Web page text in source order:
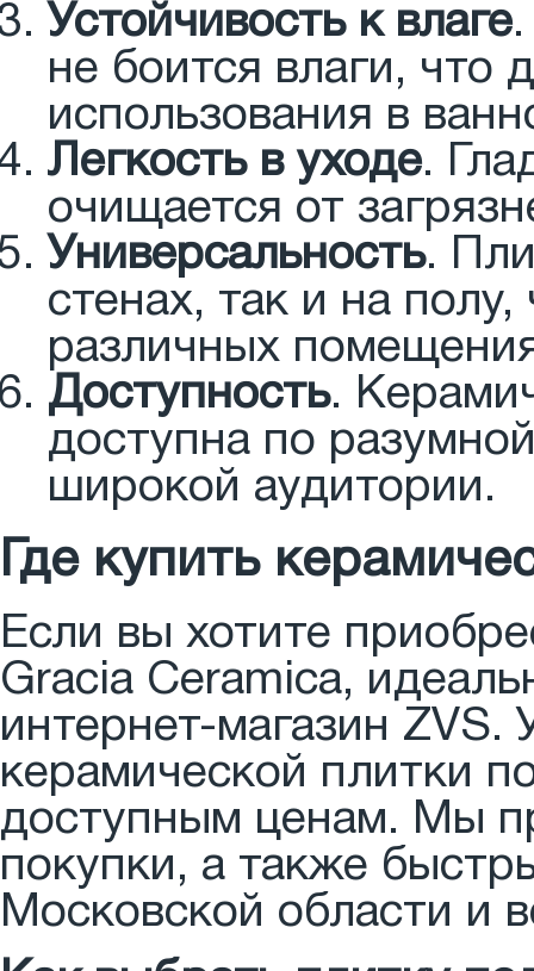
Устойчивость к влаге.
не боится влаги, что
использования в
Легкость в уходе.
очищается от
Универсальность.
стенах, так и на
различных
Доступность.
доступна по
широкой аудитории.
Где купить
Если вы хотите
Gracia Ceramica,
интернет-магазин
керамической плитки
доступным ценам. Мы
покупки, а также
Московской области и